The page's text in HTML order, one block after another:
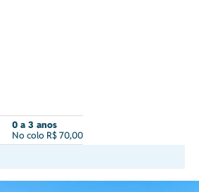
0 a 3 anos
No colo R$ 70,00